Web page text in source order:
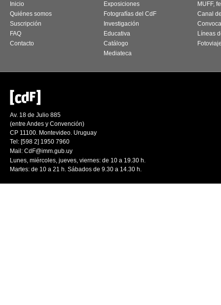
Inicio
Quiénes somos
Suscripción
FAQ
Contacto
Exposiciones
Fotografías del CdF
Investigación
Educativa
Catálogo
Mediateca
MUFF,
Canal
Líneas
Av. 18 de Julio 885
(entre Andes y Convención)
CP 11100. Montevideo. Uruguay
Tel: [598 2] 1950 7960
Mail: CdF@imm.gub.uy
Lunes, miércoles, jueves, viernes: de 10 a 19.30 h.
Martes: de 10 a 21 h. Sábados de 9.30 a 14.30 h.